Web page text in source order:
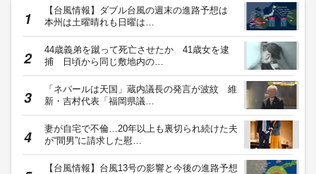
【台風情報】ダブル台風の週末の進路予想は
本州は土曜晴れも日曜は…
44歳義弟を蹴って死亡させたか 41歳女を逮
捕 日頃から同じ敷地内の…
「ネパールは天国」蔵内議長の発言が波紋 維
新・吉村代表「福岡県議…
妻が自宅で不倫…20年以上も裏切られ続けた夫
が“間男”に請求した慰…
【台風情報】台風13号の影響と今後の進路予想